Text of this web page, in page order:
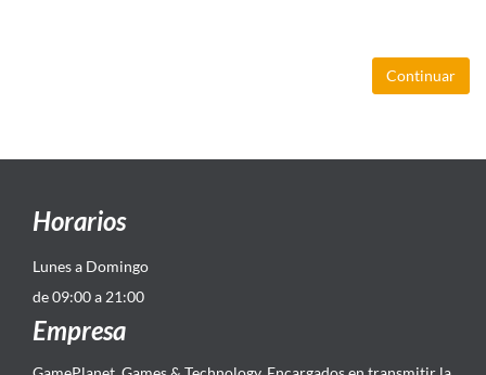
Continuar
Horarios
Lunes a Domingo
de 09:00 a 21:00
Empresa